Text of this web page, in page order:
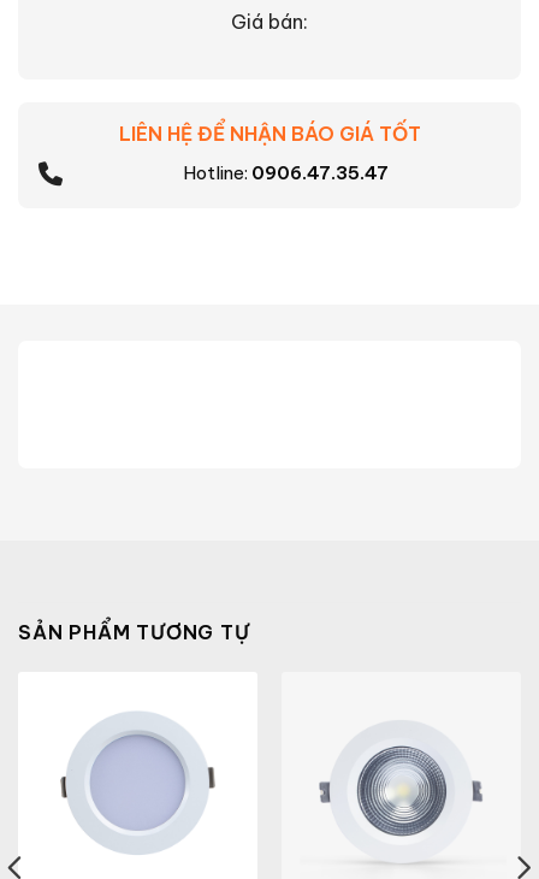
Giá bán:
LIÊN HỆ ĐỂ NHẬN BÁO GIÁ TỐT
Hotline: 0906.47.35.47
SẢN PHẨM TƯƠNG TỰ